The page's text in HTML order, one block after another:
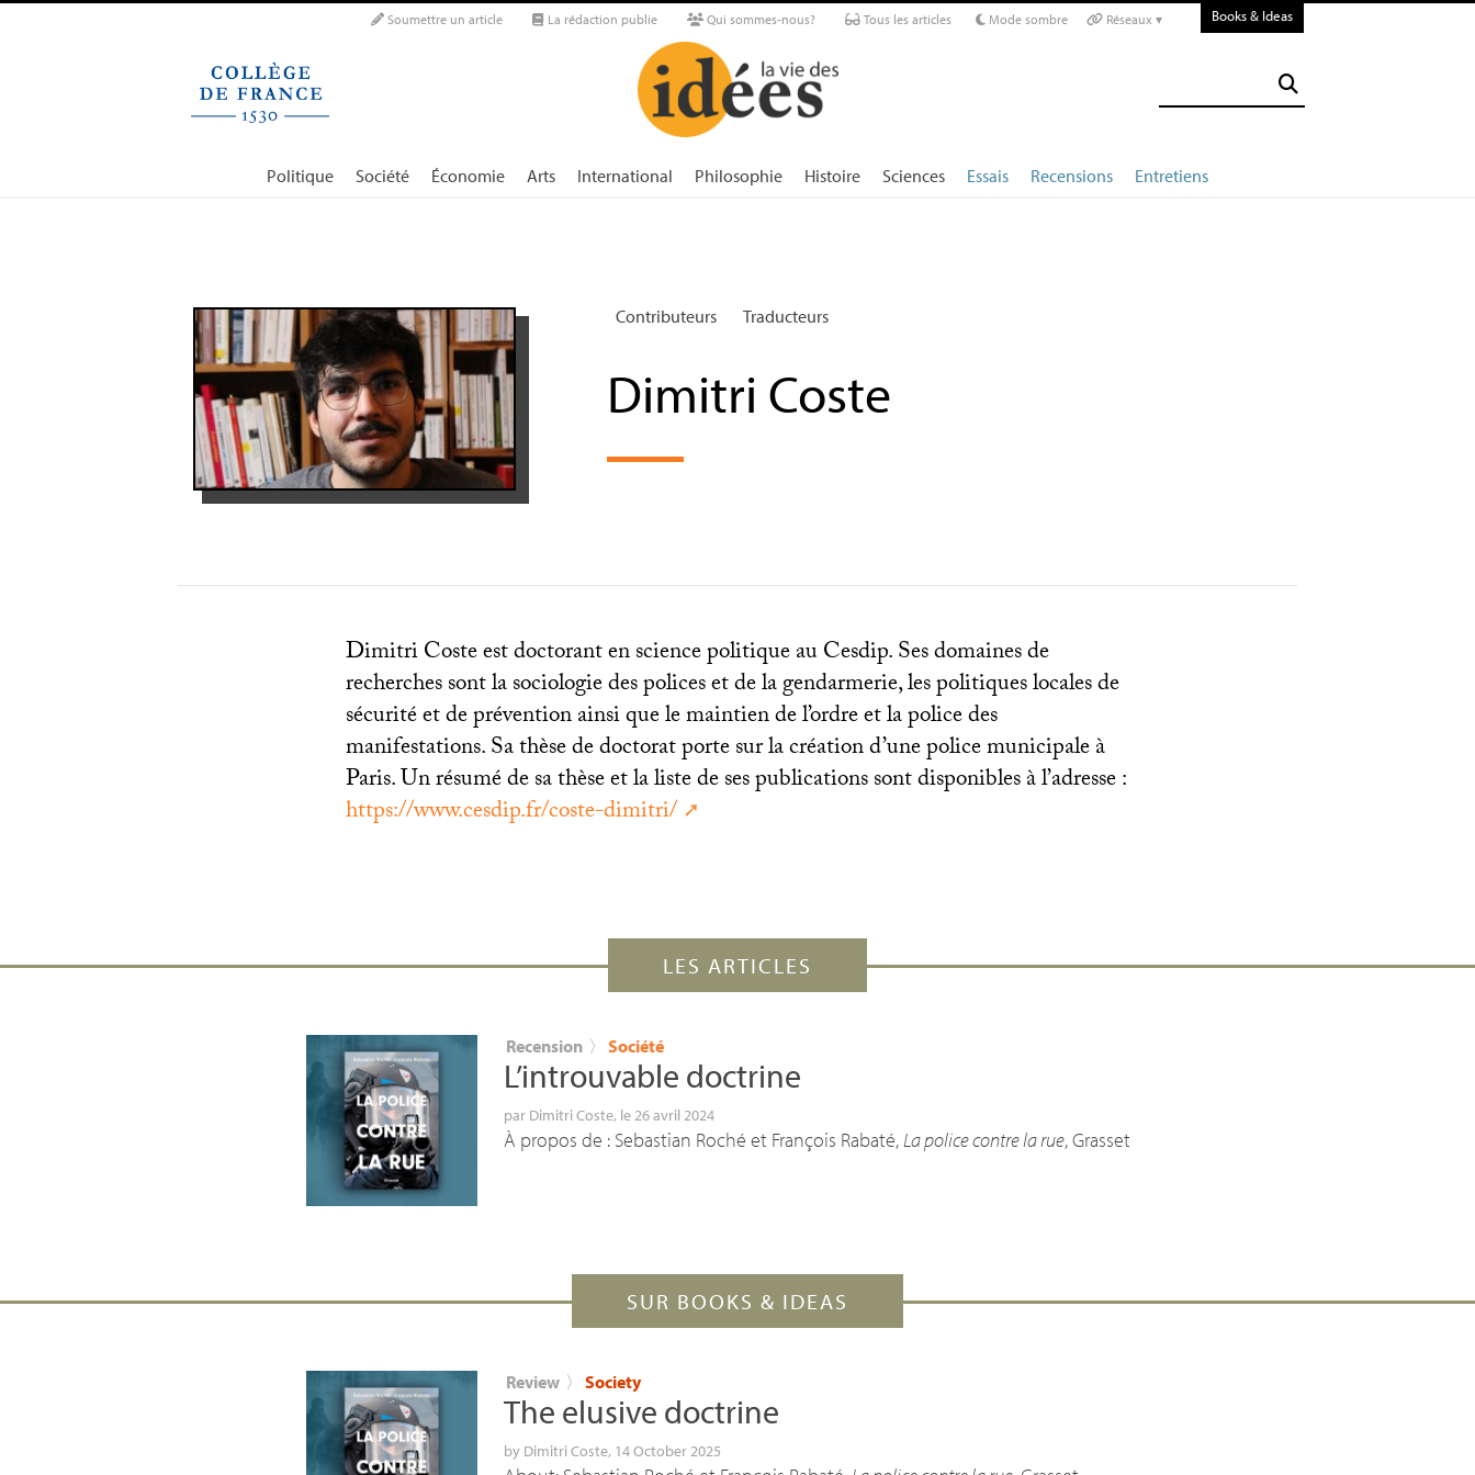
Soumettre un article La rédaction publie Qui sommes-nous? Tous les articles Mode sombre Réseaux ▾ Books & Ideas
Politique Société Économie Arts International Philosophie Histoire Sciences Essais Recensions Entretiens
Contributeurs Traducteurs
Dimitri Coste
Dimitri Coste est doctorant en science politique au Cesdip. Ses domaines de
recherches sont la sociologie des polices et de la gendarmerie, les politiques locales de
sécurité et de prévention ainsi que le maintien de l’ordre et la police des
manifestations. Sa thèse de doctorat porte sur la création d’une police municipale à
Paris. Un résumé de sa thèse et la liste de ses publications sont disponibles à l’adresse :
https://www.cesdip.fr/coste-dimitri/
LES ARTICLES
Recension 〉 Société
L’introuvable doctrine
par Dimitri Coste, le 26 avril 2024
À propos de : Sebastian Roché et François Rabaté,La police contre la rue, Grasset
SUR BOOKS & IDEAS
Review 〉 Society
The elusive doctrine
by Dimitri Coste, 14 October 2025